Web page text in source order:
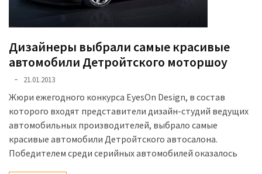
Дизайнеры выбрали самые красивые
автомобили Детройтского моторшоу
21.01.2013
Жюри ежегодного конкурса EyesOn Design, в состав
которого входят представители дизайн-студий ведущих
автомобильных производителей, выбрало самые
красивые автомобили Детройтского автосалона.
Победителем среди серийных автомобилей оказалось